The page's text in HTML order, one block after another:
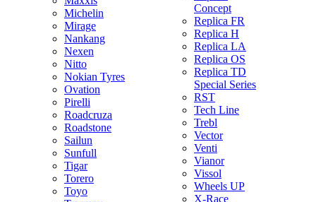
Michelin
Mirage
Nankang
Nexen
Nitto
Nokian Tyres
Ovation
Pirelli
Roadcruza
Roadstone
Sailun
Sunfull
Tigar
Torero
Toyo
Concept
Replica FR
Replica H
Replica LA
Replica OS
Replica TD
Special Series
RST
Tech Line
Trebl
Vector
Venti
Vianor
Vissol
Wheels UP
X-Race